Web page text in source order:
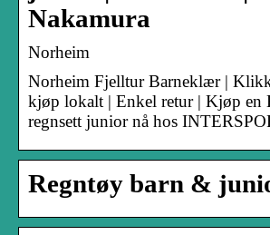
Nakamura
Norheim
Norheim Fjelltur Barneklær |
kjøp lokalt | Enkel retur | Kjøp en
regnsett junior nå hos
Regntøy barn &